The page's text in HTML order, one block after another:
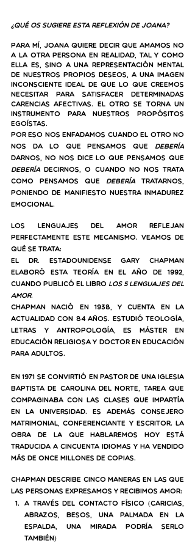
¿Qué os sugiere esta reflexión de Joana?
Para mí, Joana quiere decir que amamos no
a la otra persona en realidad, tal y como
ella es, sino a una representación mental
de nuestros propios deseos, a una imagen
inconsciente ideal de que lo que creemos
necesitar para satisfacer determinadas
carencias afectivas. El otro se torna un
instrumento para nuestros propósitos
egoístas.
Por eso nos enfadamos cuando el otro no
nos da lo que pensamos que debería
debería decirnos, o cuando no nos trata
como pensamos que debería tratarnos,
poniendo de manifiesto nuestra inmadurez
emocional.
Los lenguajes del amor reflejan
perfectamente este mecanismo. Veamos de
qué se trata:
El Dr. estadounidense Gary Chapman
elaboró esta teoría en el año de 1992,
cuando publicó el libro Los 5 lenguajes del
amor.
Chapman nació en 1938, y cuenta en la
actualidad con 84 años. Estudió teología,
letras y antropología, es máster en
educación religiosa y doctor en educación
para adultos.
En 1971 se convirtió en pastor de una iglesia
baptista de Carolina del Norte, tarea que
compaginaba con las clases que impartía
en la universidad. Es además consejero
matrimonial, conferenciante y escritor. La
obra de la que hablaremos hoy está
traducida a cincuenta idiomas y ha vendido
más de once millones de copias.
Chapman describe cinco maneras en las que
las personas expresamos y recibimos amor:
A través del contacto físico (caricias,
abrazos, besos, una palmada en la
espalda, una mirada podría serlo
también)